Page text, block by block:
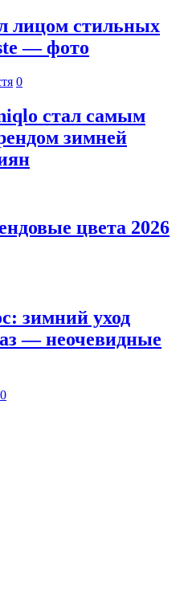
лицом стильных
— фото
0
стал самым
зимней
цвета 2026
зимний уход
— неочевидные
0